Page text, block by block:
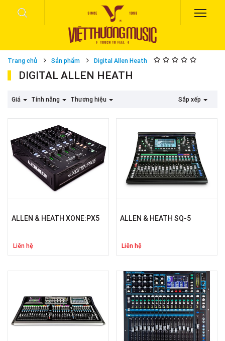
Trang chủ Sản phẩm Digital Allen Heath
DIGITAL ALLEN HEATH
Giá Tính năng Thương hiệu Sắp xếp
ALLEN & HEATH XONE:PX5
Liên hệ
ALLEN & HEATH SQ-5
Liên hệ